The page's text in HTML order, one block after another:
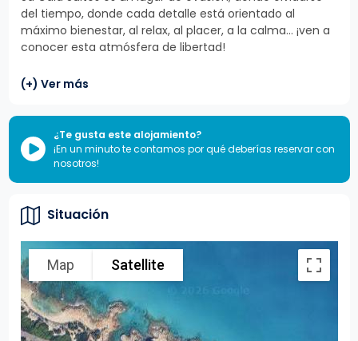
del tiempo, donde cada detalle está orientado al
máximo bienestar, al relax, al placer, a la calma… ¡ven a
conocer esta atmósfera de libertad!
(+) Ver más
¿Te gusta este alojamiento?
¡En un minuto te contamos por qué deberías reservar con
nosotros!
Situación
Map Satellite